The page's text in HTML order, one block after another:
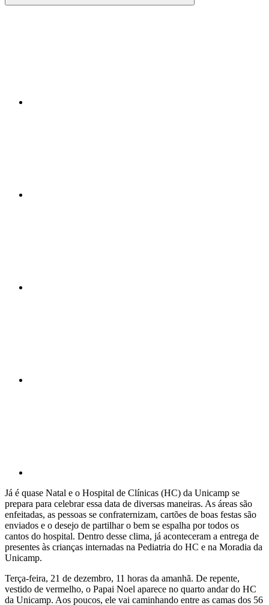
Compartilhar
Já é quase Natal e o Hospital de Clínicas (HC) da Unicamp se
prepara para celebrar essa data de diversas maneiras. As áreas são
enfeitadas, as pessoas se confraternizam, cartões de boas festas são
enviados e o desejo de partilhar o bem se espalha por todos os
cantos do hospital. Dentro desse clima, já aconteceram a entrega de
presentes às crianças internadas na Pediatria do HC e na Moradia da
Unicamp.
Terça-feira, 21 de dezembro, 11 horas da amanhã. De repente,
vestido de vermelho, o Papai Noel aparece no quarto andar do HC
da Unicamp. Aos poucos, ele vai caminhando entre as camas dos 56